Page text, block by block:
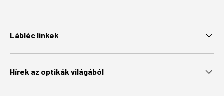
Lábléc linkek
Hírek az optikák világából